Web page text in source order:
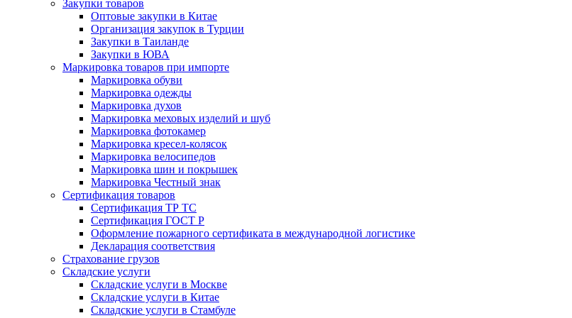
Закупки товаров
Оптовые закупки в Китае
Организация закупок в Турции
Закупки в Таиланде
Закупки в ЮВА
Маркировка товаров при импорте
Маркировка обуви
Маркировка одежды
Маркировка духов
Маркировка меховых изделий и шуб
Маркировка фотокамер
Маркировка кресел-колясок
Маркировка велосипедов
Маркировка шин и покрышек
Маркировка Честный знак
Сертификация товаров
Сертификация ТР ТС
Сертификация ГОСТ Р
Оформление пожарного сертификата в международной логистике
Декларация соответствия
Страхование грузов
Складские услуги
Складские услуги в Москве
Складские услуги в Китае
Складские услуги в Стамбуле